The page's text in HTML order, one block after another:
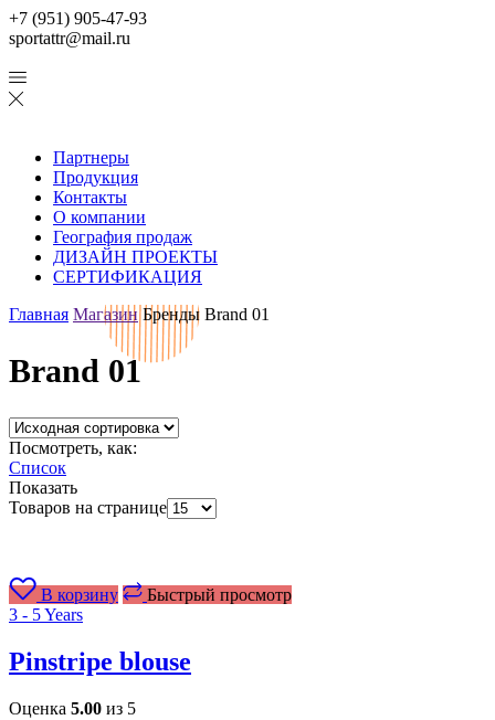
+7 (951) 905-47-93
sportattr@mail.ru
Партнеры
Продукция
Контакты
О компании
География продаж
ДИЗАЙН ПРОЕКТЫ
СЕРТИФИКАЦИЯ
Главная Магазин Бренды Brand 01
Brand 01
Посмотреть, как:
Список
Показать
Товаров на странице
В корзину
Быстрый просмотр
3 - 5 Years
Pinstripe blouse
Оценка 5.00 из 5